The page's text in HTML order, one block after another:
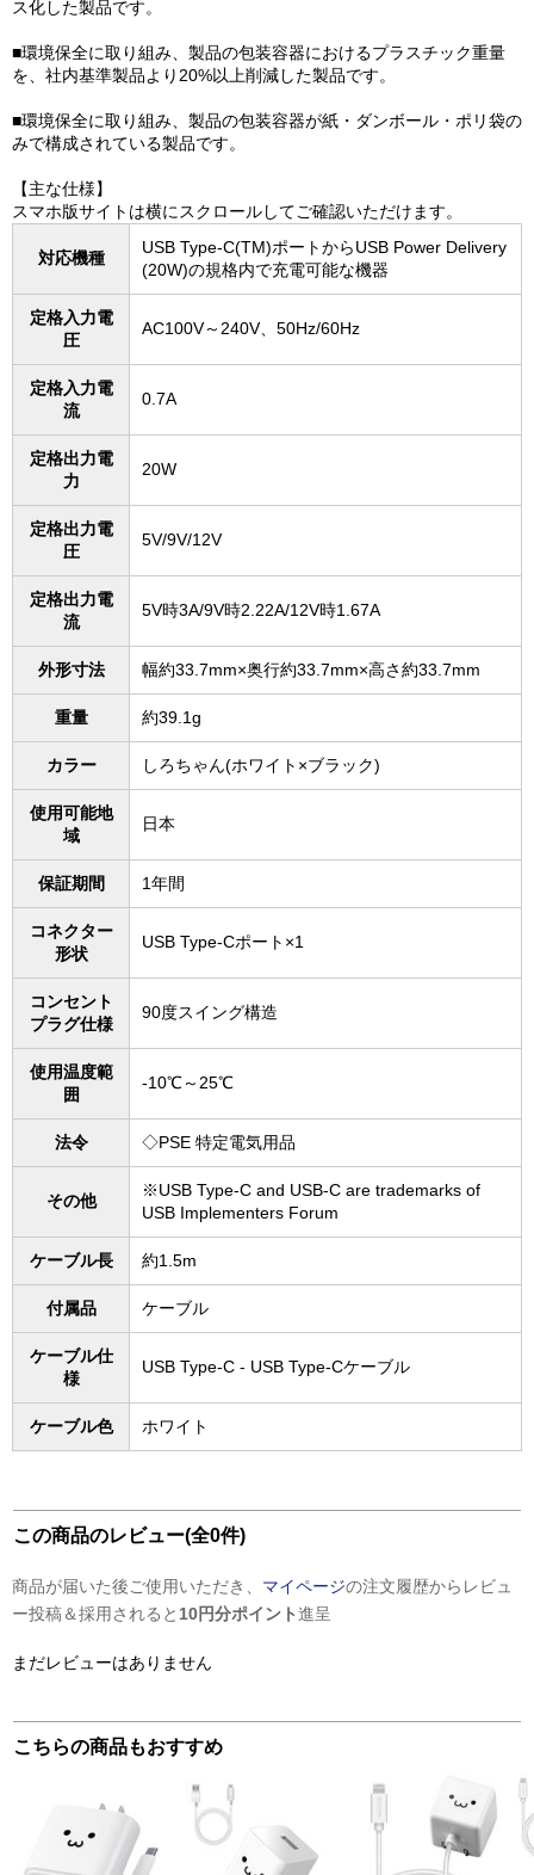
ス化した製品です。
■環境保全に取り組み、製品の包装容器におけるプラスチック重量
を、社内基準製品より20%以上削減した製品です。
■環境保全に取り組み、製品の包装容器が紙・ダンボール・ポリ袋の
みで構成されている製品です。
【主な仕様】
スマホ版サイトは横にスクロールしてご確認いただけます。
対応機種
USB Type-C(TM)ポートからUSB Power Delivery
(20W)の規格内で充電可能な機器
定格入力電
圧
AC100V～240V、50Hz/60Hz
定格入力電
流
0.7A
定格出力電
力
20W
定格出力電
圧
5V/9V/12V
定格出力電
流
5V時3A/9V時2.22A/12V時1.67A
外形寸法 幅約33.7mm×奥行約33.7mm×高さ約33.7mm
重量 約39.1g
カラー しろちゃん(ホワイト×ブラック)
使用可能地
域
日本
保証期間 1年間
コネクター
形状
USB Type-Cポート×1
コンセント
プラグ仕様
90度スイング構造
使用温度範
囲
-10℃～25℃
法令 ◇PSE 特定電気用品
その他
※USB Type-C and USB-C are trademarks of
USB Implementers Forum
ケーブル長 約1.5m
付属品 ケーブル
ケーブル仕
様
USB Type-C - USB Type-Cケーブル
ケーブル色 ホワイト
この商品のレビュー(全0件)
商品が届いた後ご使用いただき、 マイページの注文履歴からレビュ
ー投稿＆採用されると 10円分ポイント進呈
まだレビューはありません
こちらの商品もおすすめ